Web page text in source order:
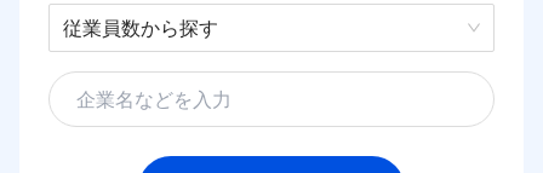
従業員数から探す